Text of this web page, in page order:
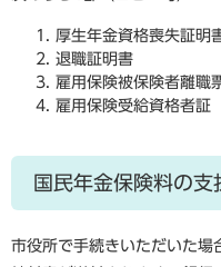
厚生年金資格喪失証明
退職証明書
雇用保険被保険者離職
雇用保険受給資格者証
国民年金保険料の支
市役所で手続きいただいた場